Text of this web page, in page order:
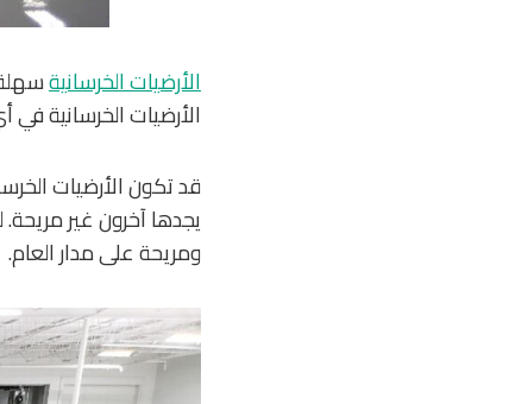
الأرضيات الخرسانية
الأرضيات الخرسانية
قد تكون الأرضيات
يجدها آخرون غير
ومريحة على مدار العام.